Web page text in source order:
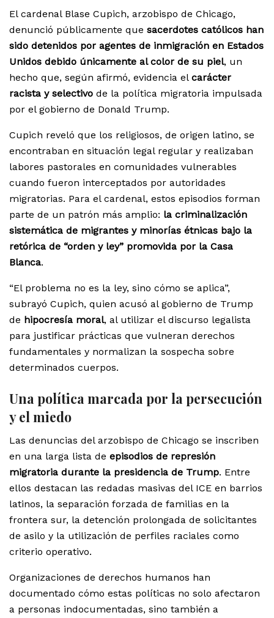
El cardenal Blase Cupich, arzobispo de Chicago,
denunció públicamente que sacerdotes católicos han
sido detenidos por agentes de inmigración en Estados
Unidos debido únicamente al color de su piel, un
hecho que, según afirmó, evidencia el carácter
racista y selectivo de la política migratoria impulsada
por el gobierno de Donald Trump.
Cupich reveló que los religiosos, de origen latino, se
encontraban en situación legal regular y realizaban
labores pastorales en comunidades vulnerables
cuando fueron interceptados por autoridades
migratorias. Para el cardenal, estos episodios forman
parte de un patrón más amplio: la criminalización
sistemática de migrantes y minorías étnicas bajo la
retórica de “orden y ley” promovida por la Casa
Blanca.
“El problema no es la ley, sino cómo se aplica”,
subrayó Cupich, quien acusó al gobierno de Trump
de hipocresía moral, al utilizar el discurso legalista
para justificar prácticas que vulneran derechos
fundamentales y normalizan la sospecha sobre
determinados cuerpos.
Una política marcada por la persecución
y el miedo
Las denuncias del arzobispo de Chicago se inscriben
en una larga lista de episodios de represión
migratoria durante la presidencia de Trump. Entre
ellos destacan las redadas masivas del ICE en barrios
latinos, la separación forzada de familias en la
frontera sur, la detención prolongada de solicitantes
de asilo y la utilización de perfiles raciales como
criterio operativo.
Organizaciones de derechos humanos han
documentado cómo estas políticas no solo afectaron
a personas indocumentadas, sino también a